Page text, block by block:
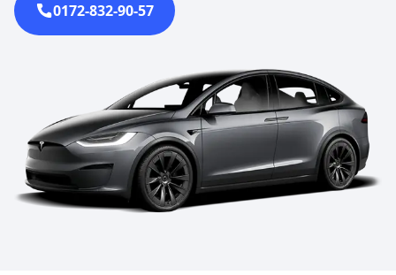
0172-832-90-57